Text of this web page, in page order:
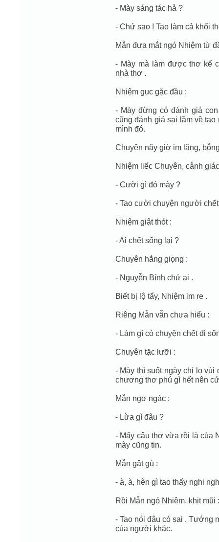
- Mày sáng tác hả ?
- Chứ sao ! Tao làm cả khối
Mẫn đưa mắt ngó Nhiệm từ
- Mày mà làm được thơ kể
nhà thơ .
Nhiệm gục gặc đầu :
- Mày đừng có đánh giá
cũng đánh giá sai lầm về
mình đó.
Chuyên nãy giờ im lặng,
Nhiệm liếc Chuyên, cảnh
- Cười gì đó mày ?
- Tao cười chuyện người
Nhiệm giật thót :
- Ai chết sống lại ?
Chuyên hắng giọng :
- Nguyễn Bính chứ ai .
Biết bị lộ tẩy, Nhiệm im re .
Riêng Mẫn vẫn chưa hiểu :
- Làm gì có chuyện chết đi
Chuyên tặc lưỡi :
- Mày thì suốt ngày chỉ lo vùi
chương thơ phú gì hết nên
Mẫn ngơ ngác :
- Lừa gì đâu ?
- Mấy câu thơ vừa rồi là của
mày cũng tin.
Mẫn gật gù :
- à, à, hèn gì tao thấy nghi
Rồi Mẫn ngó Nhiệm, khịt mũi :
- Tao nói đâu có sai . Tướng
của người khác.